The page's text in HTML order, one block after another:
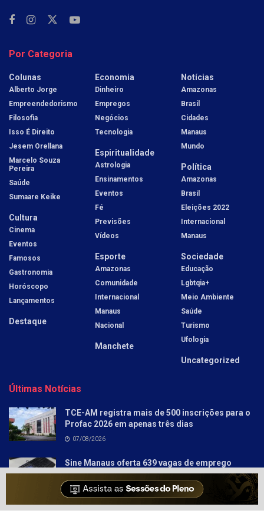
Por Categoria
Colunas
Alberto Jorge
Empreendedorismo
Filosofia
Isso É Direito
Jesem Orellana
Marcelo Souza
Pereira
Saúde
Sumaare Keike
Cultura
Cinema
Eventos
Famosos
Gastronomia
Horóscopo
Lançamentos
Destaque
Economia
Dinheiro
Empregos
Negócios
Tecnologia
Espiritualidade
Astrologia
Ensinamentos
Eventos
Fé
Previsões
Vídeos
Esporte
Amazonas
Comunidade
Internacional
Manaus
Nacional
Manchete
Notícias
Amazonas
Brasil
Cidades
Manaus
Mundo
Política
Amazonas
Brasil
Eleições 2022
Internacional
Manaus
Sociedade
Educação
Lgbtqia+
Meio Ambiente
Saúde
Turismo
Ufologia
Uncategorized
Últimas Notícias
TCE-AM registra mais de 500 inscrições para o
Profac 2026 em apenas três dias
07/08/2026
Sine Manaus oferta 639 vagas de emprego
nesta sexta–feira
06/08/2026